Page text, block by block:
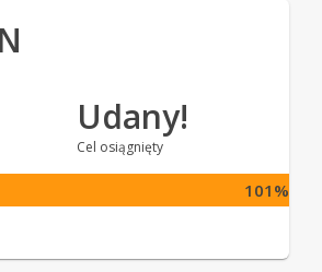
Udany!
Cel osiągnięty
101%